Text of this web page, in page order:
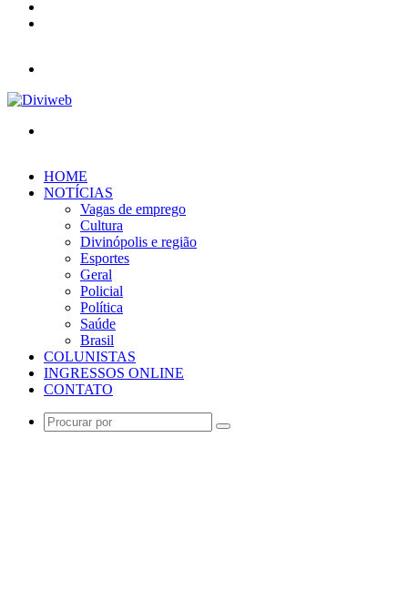
HOME
NOTÍCIAS
Vagas de emprego
Cultura
Divinópolis e região
Esportes
Geral
Policial
Política
Saúde
Brasil
COLUNISTAS
INGRESSOS ONLINE
CONTATO
Procurar